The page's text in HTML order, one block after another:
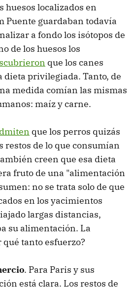
huesos localizados en
Puente guardaban todavía
a fondo los isótopos de
de los huesos los
que los canes
dieta privilegiada. Tanto, de
medida comían las mismas
maíz y carne.
que los perros quizás
restos de lo que consumían
creen que esa dieta
fruto de una "alimentación
no se trata solo de que
en los yacimientos
largas distancias,
su alimentación. La
tanto esfuerzo?
. Para Paris y sus
está clara. Los restos de